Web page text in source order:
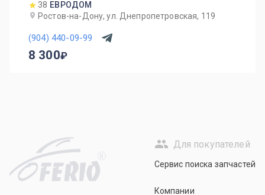
38 ЕВРОДОМ
Ростов-на-Дону, ул. Днепропетровская, 119
(904) 440-09-99
8 300
R
Для покупателей
Сервис поиска запчастей
Компании